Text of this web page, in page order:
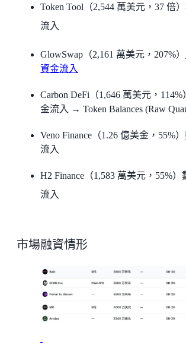
Token Tool（2,544 萬美元，37 倍
流入
GlowSwap（2,161 萬美元，207%）
資金流入
Carbon DeFi（1,646 萬美元，
金流入 → Token Balances (Raw
Veno Finance（1.26 億美金，55%
流入
H2 Finance（1,583 萬美元，55%
流入
市場融資情形